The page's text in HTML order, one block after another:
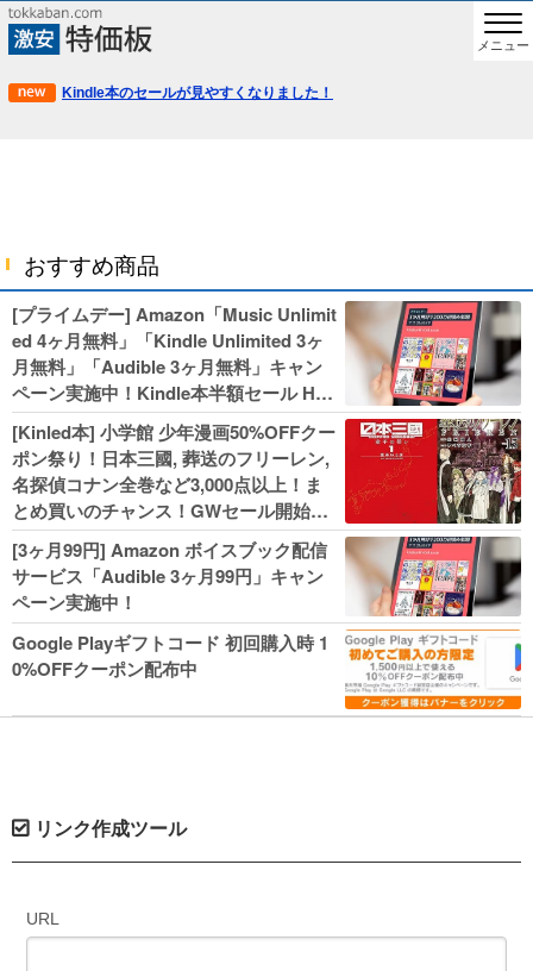
メニュー
Kindle本のセールが見やすくなりました！
おすすめ商品
[プライムデー] Amazon「Music Unlimit
ed 4ヶ月無料」「Kindle Unlimited 3ヶ
月無料」「Audible 3ヶ月無料」キャン
ペーン実施中！Kindle本半額セール HU
NTER×HUNTERなど集英社、無職転生,
幼女戦記などKADOKAWA、キャプテン
翼100円セールも！
[Kinled本] 小学館 少年漫画50%OFFクー
ポン祭り！日本三國, 葬送のフリーレン,
名探偵コナン全巻など3,000点以上！ま
とめ買いのチャンス！GWセール開始！
人気コミック多数 カドカワ祭やIT関連本
がセールに！
[3ヶ月99円] Amazon ボイスブック配信
サービス「Audible 3ヶ月99円」キャン
ペーン実施中！
Google Playギフトコード 初回購入時 1
0%OFFクーポン配布中
リンク作成ツール
URL